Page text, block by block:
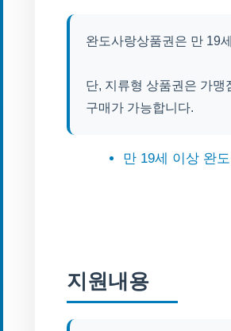
완도사랑상품권은 만 19
단, 지류형 상품권은 가
구매가 가능합니다.
만 19세 이상 완
지원내용